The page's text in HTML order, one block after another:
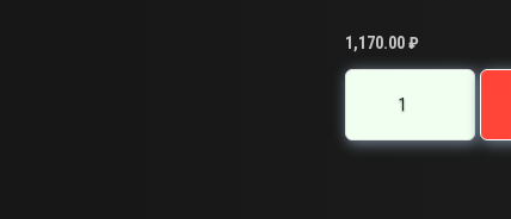
1,170.00₽
Количество
товара
Поддержка: